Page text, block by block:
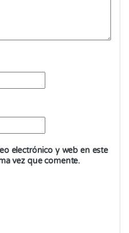
electrónico y web en este
vez que comente.